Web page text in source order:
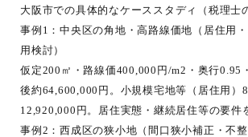
大阪市での具体的なケーススタディ（税理士
事例1：中央区の角地・高路線価地（居住用
用検討）
仮定200㎡・路線価400,000円/m2・奥行0.95
後約64,600,000円。小規模宅地等（居住用）
12,920,000円。居住実態・継続居住等の要件
事例2：西成区の狭小地（間口狭小補正・不整